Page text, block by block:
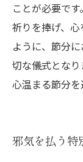
ことが必要で
祈りを捧げ、
ように、節分
切な儀式となり
心温まる節分を
邪気を払う特